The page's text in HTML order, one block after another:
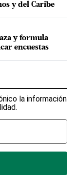
y del Caribe
y formula
encuestas
la información